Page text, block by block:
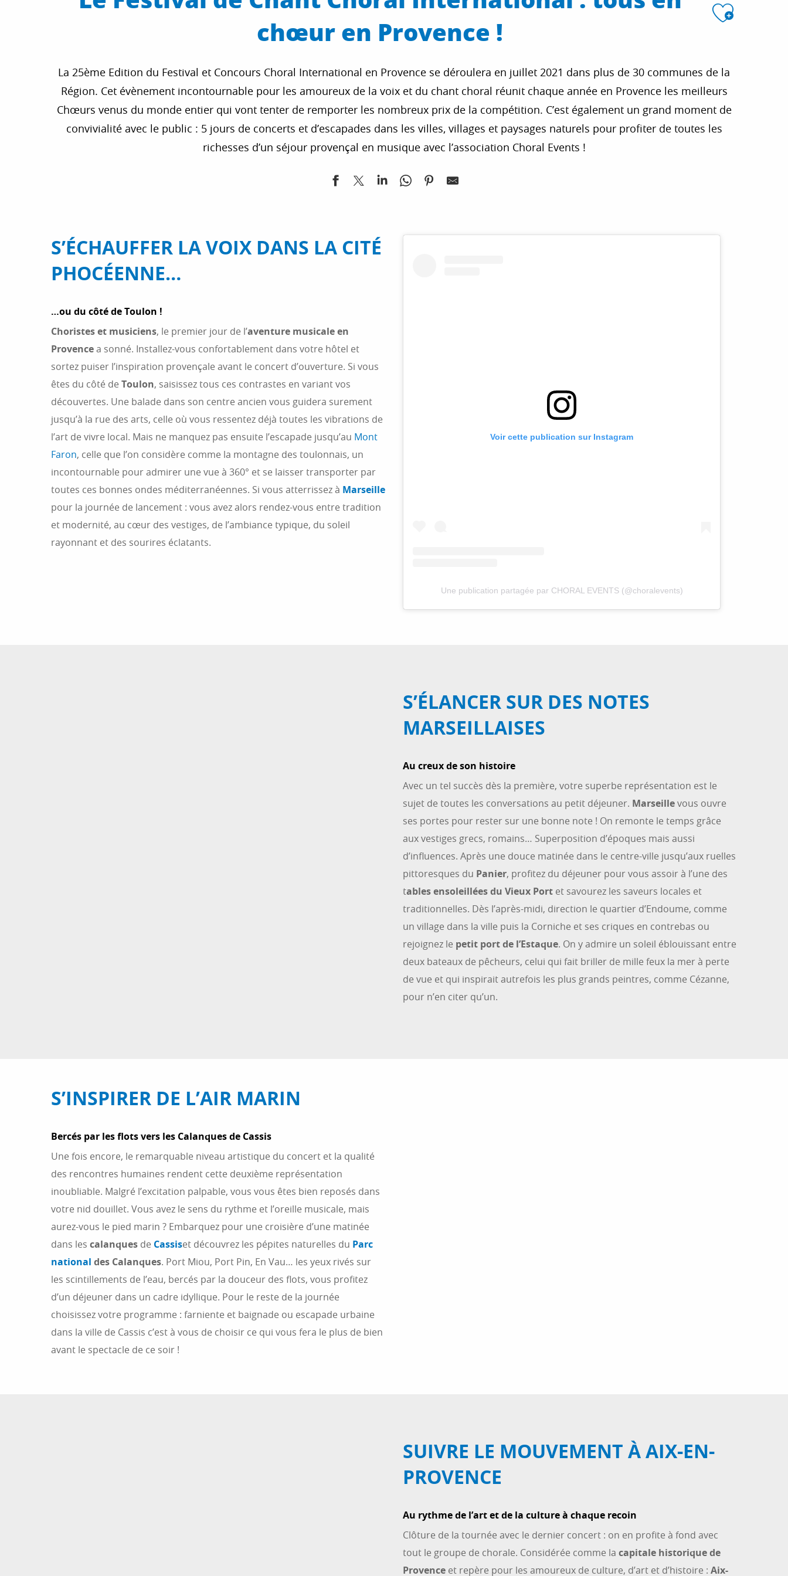
chœur en Provence !
La 25ème Edition du Festival et Concours Choral International en Provence se déroulera en juillet 2021 dans plus de 30 communes de la
Région. Cet évènement incontournable pour les amoureux de la voix et du chant choral réunit chaque année en Provence les meilleurs
Chœurs venus du monde entier qui vont tenter de remporter les nombreux prix de la compétition. C’est également un grand moment de
convivialité avec le public : 5 jours de concerts et d’escapades dans les villes, villages et paysages naturels pour profiter de toutes les
richesses d’un séjour provençal en musique avec l’association Choral Events !
S’ÉCHAUFFER LA VOIX DANS LA CITÉ
PHOCÉENNE…
…ou du côté de Toulon !
Choristes et musiciens, le premier jour de l’aventure musicale en
Provencea sonné. Installez-vous confortablement dans votre hôtel et
sortez puiser l’inspiration provençale avant le concert d’ouverture. Si vous
êtes du côté de Toulon, saisissez tous ces contrastes en variant vos
découvertes. Une balade dans son centre ancien vous guidera surement
jusqu’à la rue des arts, celle où vous ressentez déjà toutes les vibrations de
l’art de vivre local. Mais ne manquez pas ensuite l’escapade jusqu’au Mont
Faron, celle que l’on considère comme la montagne des toulonnais, un
incontournable pour admirer une vue à 360° et se laisser transporter par
toutes ces bonnes ondes méditerranéennes. Si vous atterrissez à Marseille
pour la journée de lancement : vous avez alors rendez-vous entre tradition
et modernité, au cœur des vestiges, de l’ambiance typique, du soleil
rayonnant et des sourires éclatants.
Voir cette publication sur Instagram
Une publication partagée par CHORAL EVENTS (@choralevents)
S’ÉLANCER SUR DES NOTES
MARSEILLAISES
Au creux de son histoire
Avec un tel succès dès la première, votre superbe représentation est le
sujet de toutes les conversations au petit déjeuner. Marseillevous ouvre
ses portes pour rester sur une bonne note ! On remonte le temps grâce
aux vestiges grecs, romains… Superposition d’époques mais aussi
d’influences. Après une douce matinée dans le centre-ville jusqu’aux ruelles
pittoresques du Panier, profitez du déjeuner pour vous assoir à l’une des
tables ensoleillées du Vieux Port et savourez les saveurs locales et
traditionnelles. Dès l’après-midi, direction le quartier d’Endoume, comme
un village dans la ville puis la Corniche et ses criques en contrebas ou
rejoignez le petit port de l’Estaque. On y admire un soleil éblouissant entre
deux bateaux de pêcheurs, celui qui fait briller de mille feux la mer à perte
de vue et qui inspirait autrefois les plus grands peintres, comme Cézanne,
pour n’en citer qu’un.
S’INSPIRER DE L’AIR MARIN
Bercés par les flots vers les Calanques de Cassis
Une fois encore, le remarquable niveau artistique du concert et la qualité
des rencontres humaines rendent cette deuxième représentation
inoubliable. Malgré l’excitation palpable, vous vous êtes bien reposés dans
votre nid douillet. Vous avez le sens du rythme et l’oreille musicale, mais
aurez-vous le pied marin ? Embarquez pour une croisière d’une matinée
dans les calanques de Cassiset découvrez les pépites naturelles du Parc
national des Calanques. Port Miou, Port Pin, En Vau… les yeux rivés sur
les scintillements de l’eau, bercés par la douceur des flots, vous profitez
d’un déjeuner dans un cadre idyllique. Pour le reste de la journée
choisissez votre programme : farniente et baignade ou escapade urbaine
dans la ville de Cassis c’est à vous de choisir ce qui vous fera le plus de bien
avant le spectacle de ce soir !
SUIVRE LE MOUVEMENT À AIX-EN-
PROVENCE
Au rythme de l’art et de la culture à chaque recoin
Clôture de la tournée avec le dernier concert : on en profite à fond avec
tout le groupe de chorale. Considérée comme la capitale historique de
Provence et repère pour les amoureux de culture, d’art et d’histoire : Aix-